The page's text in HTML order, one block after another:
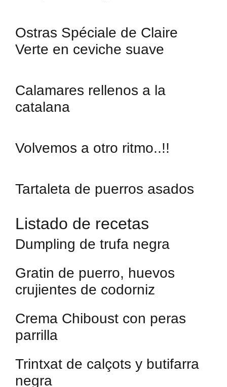
Ostras Spéciale de Claire
Verte en ceviche suave
Calamares rellenos a la
catalana
Volvemos a otro ritmo..!!
Tartaleta de puerros asados
Listado de recetas
Dumpling de trufa negra
Gratin de puerro, huevos
crujientes de codorniz
Crema Chiboust con peras
parrilla
Trintxat de calçots y butifarra
negra